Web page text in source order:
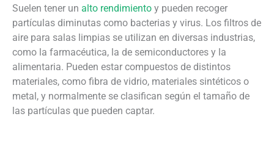
Suelen tener un alto rendimiento y pueden recoger
partículas diminutas como bacterias y virus. Los filtros de
aire para salas limpias se utilizan en diversas industrias,
como la farmacéutica, la de semiconductores y la
alimentaria. Pueden estar compuestos de distintos
materiales, como fibra de vidrio, materiales sintéticos o
metal, y normalmente se clasifican según el tamaño de
las partículas que pueden captar.